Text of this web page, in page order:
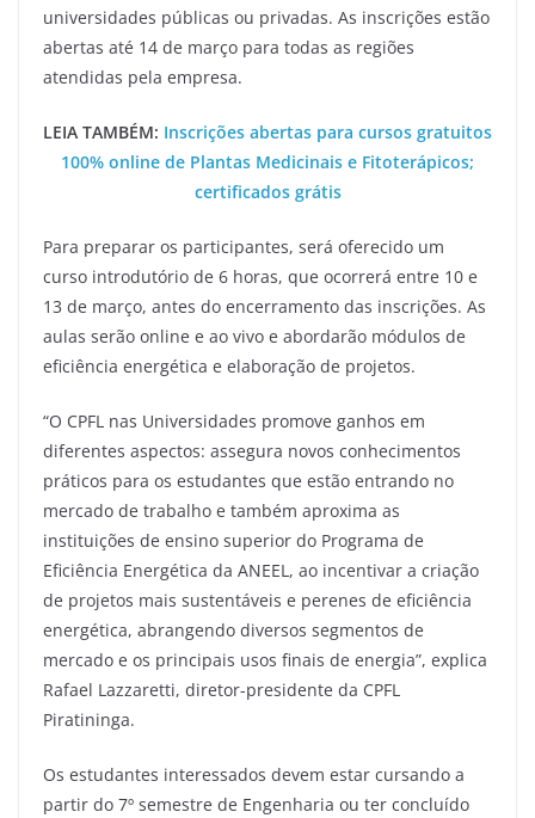
universidades públicas ou privadas. As inscrições estão
abertas até 14 de março para todas as regiões
atendidas pela empresa.
LEIA TAMBÉM: Inscrições abertas para cursos gratuitos
100% online de Plantas Medicinais e Fitoterápicos;
certificados grátis
Para preparar os participantes, será oferecido um
curso introdutório de 6 horas, que ocorrerá entre 10 e
13 de março, antes do encerramento das inscrições. As
aulas serão online e ao vivo e abordarão módulos de
eficiência energética e elaboração de projetos.
“O CPFL nas Universidades promove ganhos em
diferentes aspectos: assegura novos conhecimentos
práticos para os estudantes que estão entrando no
mercado de trabalho e também aproxima as
instituições de ensino superior do Programa de
Eficiência Energética da ANEEL, ao incentivar a criação
de projetos mais sustentáveis e perenes de eficiência
energética, abrangendo diversos segmentos de
mercado e os principais usos finais de energia”, explica
Rafael Lazzaretti, diretor-presidente da CPFL
Piratininga.
Os estudantes interessados devem estar cursando a
partir do 7º semestre de Engenharia ou ter concluído